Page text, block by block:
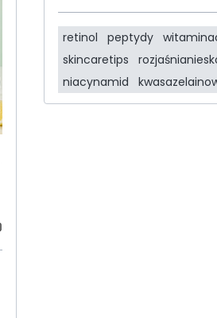
retinol peptydy
skincaretips
niacynamid